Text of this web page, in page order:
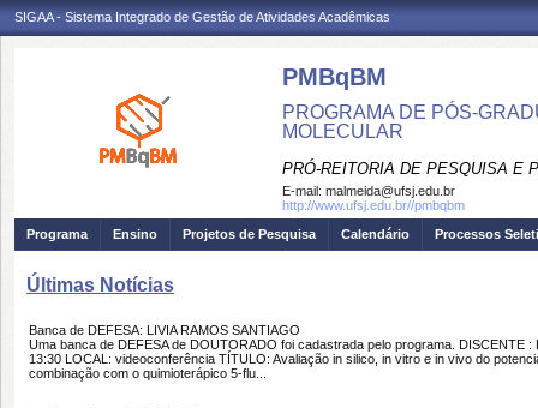
SIGAA - Sistema Integrado de Gestão de Atividades Acadêmicas
PMBqBM
PROGRAMA DE PÓS-
MOLECULAR
PRÓ-REITORIA DE PESQUISA E
E-mail: malmeida@ufsj.edu.br
http://www.ufsj.edu.br//pmbqbm
Programa
Ensino Projetos de Pesquisa Calendário Processos
Últimas Notícias
Banca de DEFESA: LIVIA RAMOS SANTIAGO
Uma banca de DEFESA de DOUTORADO foi cadastrada pelo programa. DISCENTE
13:30 LOCAL: videoconferência TÍTULO: Avaliação in silico, in vitro e in vivo do
combinação com o quimioterápico 5-flu...